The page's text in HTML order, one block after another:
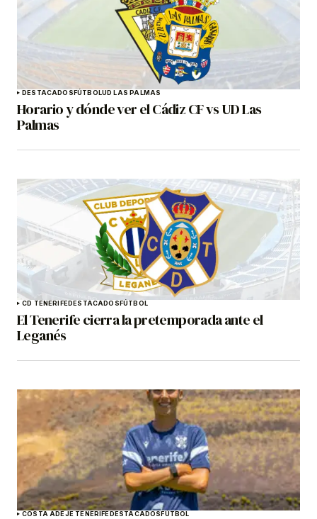
DESTACADOSFÚTBOLUD LAS PALMAS
Horario y dónde ver el Cádiz CF vs UD Las
Palmas
CD TENERIFEDESTACADOSFÚTBOL
El Tenerife cierra la pretemporada ante el
Leganés
COSTA ADEJE TENERIFEDESTACADOSFÚTBOL